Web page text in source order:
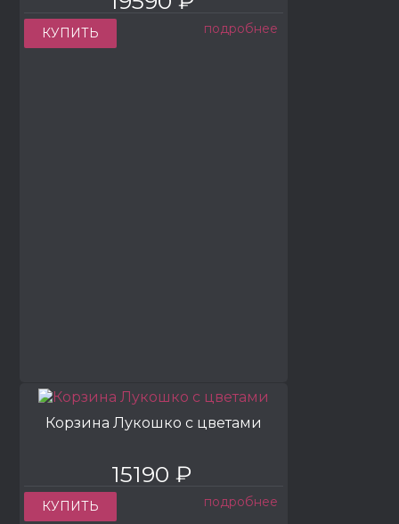
КУПИТЬ подробнее
Корзина Лукошко с цветами
15190 ₽
КУПИТЬ подробнее